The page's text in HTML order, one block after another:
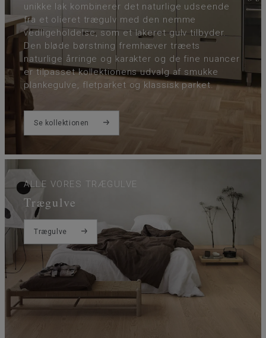
unikke lak kombinerer det naturlige udseende
fra et olieret trægulv med den nemme
vedligeholdelse, som et lakeret gulv tilbyder.
Den bløde børstning fremhæver træets
naturlige årringe og karakter og de fine nuancer
er tilpasset kollektionens udvalg af smukke
plankegulve, fletparket og klassisk parket.
Se kollektionen
ALLE VORES TRÆGULVE
Trægulve
Trægulve